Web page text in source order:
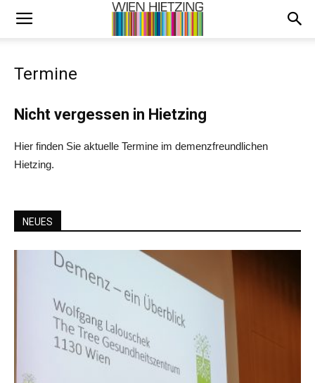
Termine
Nicht vergessen in Hietzing
Hier finden Sie aktuelle Termine im demenzfreundlichen
Hietzing.
NEUES